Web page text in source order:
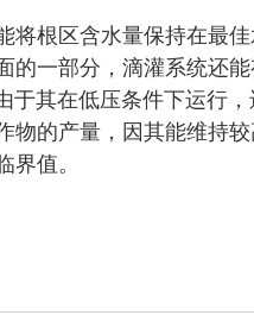
将根区含水量保持在最
的一部分，滴灌系统还
于其在低压条件下运行
物的产量，因其能维持
界值。